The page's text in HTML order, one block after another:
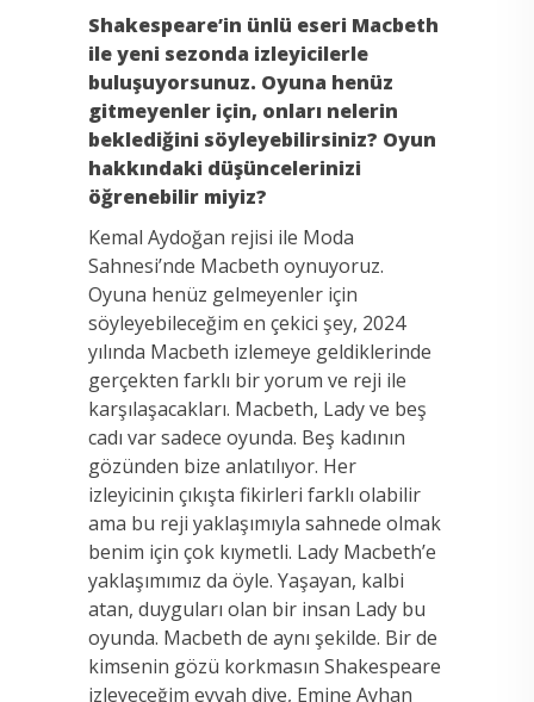
Shakespeare’in ünlü eseri Macbeth
ile yeni sezonda izleyicilerle
buluşuyorsunuz. Oyuna henüz
gitmeyenler için, onları nelerin
beklediğini söyleyebilirsiniz? Oyun
hakkındaki düşüncelerinizi
öğrenebilir miyiz?
Kemal Aydoğan rejisi ile Moda
Sahnesi’nde Macbeth oynuyoruz.
Oyuna henüz gelmeyenler için
söyleyebileceğim en çekici şey, 2024
yılında Macbeth izlemeye geldiklerinde
gerçekten farklı bir yorum ve reji ile
karşılaşacakları. Macbeth, Lady ve beş
cadı var sadece oyunda. Beş kadının
gözünden bize anlatılıyor. Her
izleyicinin çıkışta fikirleri farklı olabilir
ama bu reji yaklaşımıyla sahnede olmak
benim için çok kıymetli. Lady Macbeth’e
yaklaşımımız da öyle. Yaşayan, kalbi
atan, duyguları olan bir insan Lady bu
oyunda. Macbeth de aynı şekilde. Bir de
kimsenin gözü korkmasın Shakespeare
izleyeceğim eyvah diye, Emine Ayhan